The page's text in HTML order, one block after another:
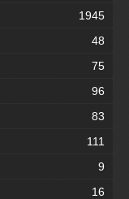
1945
48
75
96
83
111
9
16